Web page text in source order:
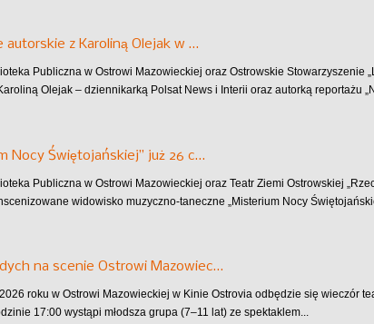
autorskie z Karoliną Olejak w …
Publiczna w Ostrowi Mazowieckiej oraz Ostrowskie Stowarzyszenie
Olejak – dziennikarką Polsat News i Interii oraz autorką reportażu
Nocy Świętojańskiej” już 26 c…
Publiczna w Ostrowi Mazowieckiej oraz Teatr Ziemi Ostrowskiej
widowisko muzyczno-taneczne „Misterium Nocy
na scenie Ostrowi Mazowiec…
roku w Ostrowi Mazowieckiej w Kinie Ostrovia odbędzie się wieczór
17:00 wystąpi młodsza grupa (7–11 lat) ze spektaklem...